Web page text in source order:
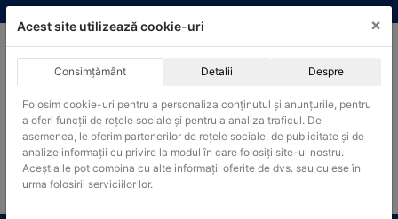
Skip
to
Produsele pot fi achizitionate si in sistemul SEAP / SICAP
Products
search
CAUTARE
Acest site utilizează cookie-uri ×
Consimțământ Detalii Despre
Folosim cookie-uri pentru a personaliza conținutul și anunțurile, pentru
a oferi funcții de rețele sociale și pentru a analiza traficul. De
asemenea, le oferim partenerilor de rețele sociale, de publicitate și de
analize informații cu privire la modul în care folosiți site-ul nostru.
Aceștia le pot combina cu alte informații oferite de dvs. sau culese în
urma folosirii serviciilor lor.